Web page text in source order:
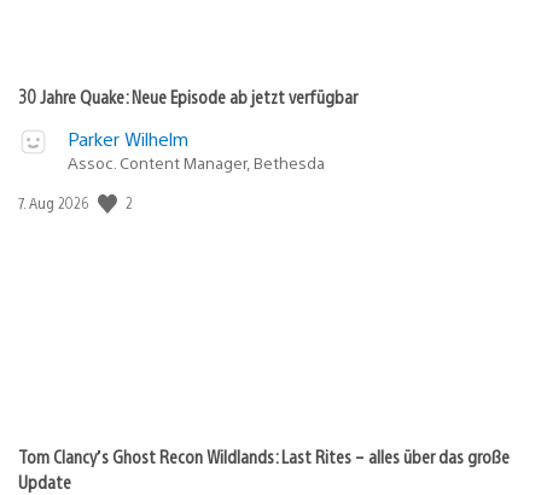
30 Jahre Quake: Neue Episode ab jetzt verfügbar
Parker Wilhelm
Assoc. Content Manager, Bethesda
Veröffentlichungsdatum:
7. Aug 2026 2
Tom Clancy’s Ghost Recon Wildlands: Last Rites – alles über das große
Update